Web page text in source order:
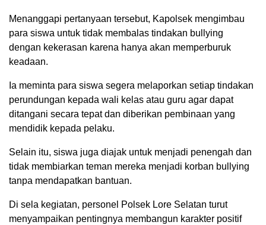
Menanggapi pertanyaan tersebut, Kapolsek mengimbau
para siswa untuk tidak membalas tindakan bullying
dengan kekerasan karena hanya akan memperburuk
keadaan.
Ia meminta para siswa segera melaporkan setiap tindakan
perundungan kepada wali kelas atau guru agar dapat
ditangani secara tepat dan diberikan pembinaan yang
mendidik kepada pelaku.
Selain itu, siswa juga diajak untuk menjadi penengah dan
tidak membiarkan teman mereka menjadi korban bullying
tanpa mendapatkan bantuan.
Di sela kegiatan, personel Polsek Lore Selatan turut
menyampaikan pentingnya membangun karakter positif